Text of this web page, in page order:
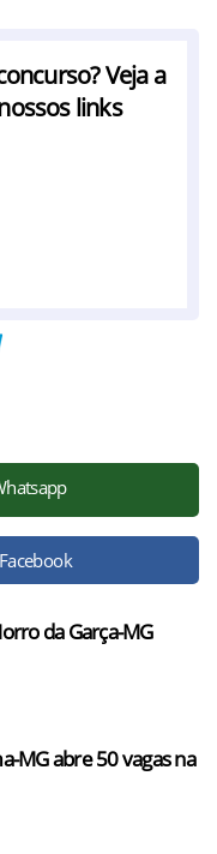
Veja a
links
da Garça-MG
MG abre 50 vagas na